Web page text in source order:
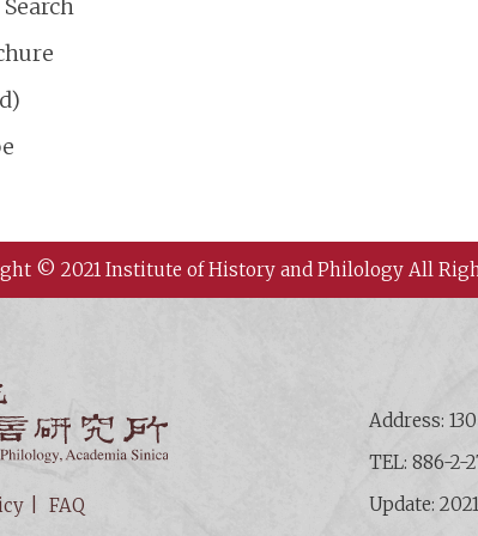
© 2021 Institute of History and Philology All
FAQ
Address:
TEL: 886-2-
Update: